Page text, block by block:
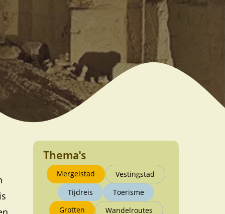
Thema's
Mergelstad
Vestingstad
Tijdreis
Toerisme
Grotten
Wandelroutes